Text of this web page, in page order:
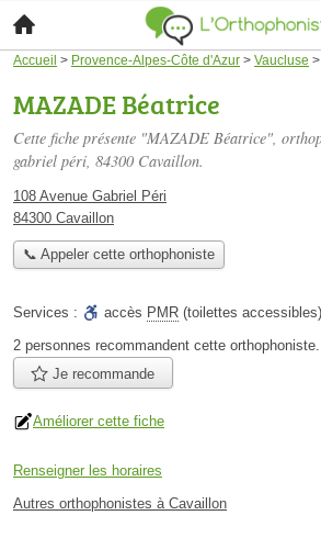
Accueil > Provence-Alpes-Côte d'Azur > Vaucluse >
MAZADE Béatrice
Cette fiche présente "MAZADE Béatrice",
gabriel péri, 84300 Cavaillon.
108 Avenue Gabriel Péri
84300 Cavaillon
📞 Appeler cette orthophoniste
Services : accès PMR (toilettes accessibles)
2 personnes recommandent cette orthophoniste.
Je recommande
Améliorer cette fiche
Renseigner les horaires
Autres orthophonistes à Cavaillon